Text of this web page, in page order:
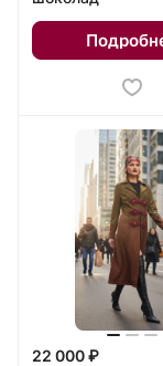
22 000 ₽